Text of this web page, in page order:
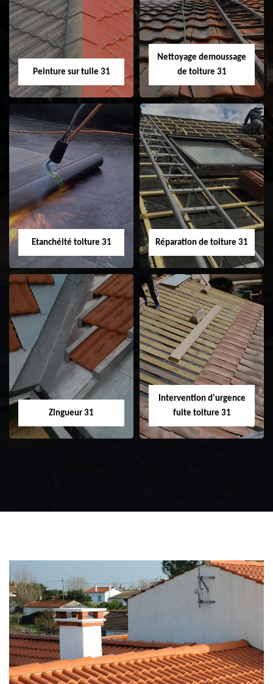
ravalement de
façade 31
Peinture sur tuile 31
Peinture sur tuile
31
Nettoyage demoussage
de toiture 31
Nettoyage
demoussage de
toiture 31
Etanchéité toiture 31
Etanchéité toiture
31
Réparation de toiture 31
Réparation de
toiture 31
Zingueur 31
Intervention d'urgence
fuite toiture 31